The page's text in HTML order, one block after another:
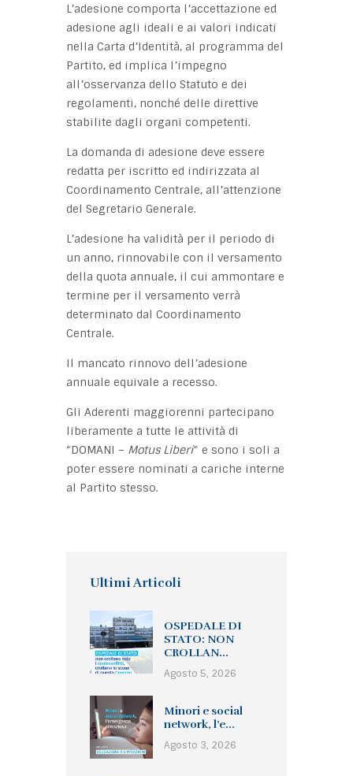
L’adesione comporta l’accettazione ed
adesione agli ideali e ai valori indicati
nella Carta d’Identità, al programma del
Partito, ed implica l’impegno
all’osservanza dello Statuto e dei
regolamenti, nonché delle direttive
stabilite dagli organi competenti.
La domanda di adesione deve essere
redatta per iscritto ed indirizzata al
Coordinamento Centrale, all’attenzione
del Segretario Generale.
L’adesione ha validità per il periodo di
un anno, rinnovabile con il versamento
della quota annuale, il cui ammontare e
termine per il versamento verrà
determinato dal Coordinamento
Centrale.
Il mancato rinnovo dell’adesione
annuale equivale a recesso.
Gli Aderenti maggiorenni partecipano
liberamente a tutte le attività di
“DOMANI – Motus Liberi” e sono i soli a
poter essere nominati a cariche interne
al Partito stesso.
Ultimi Articoli
OSPEDALE DI
STATO: NON
CROLLAN...
Agosto 5, 2026
Minori e social
network, l’e...
Agosto 3, 2026